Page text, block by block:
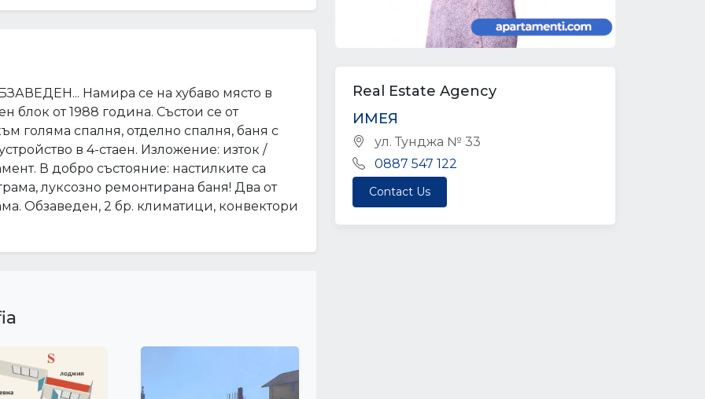
Намира се на хубаво място в
блок от 1988 година. Състои се от
голяма спалня, отделно спалня, баня с
в 4-стаен. Изложение: изток /
В добро състояние: настилките са
луксозно ремонтирана баня! Два от
Обзаведен, 2 бр. климатици, конвектори
Real Estate Agency
ИМЕЯ
ул. Тунджа № 33
0887 547 122
Contact Us